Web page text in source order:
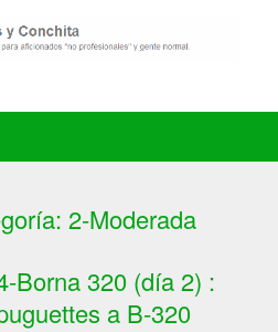
2-Moderada
Borna 320 (día 2) :
a B-320